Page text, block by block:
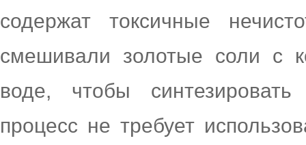
содержат токсичные
смешивали золотые соли с
воде, чтобы
процесс не требует